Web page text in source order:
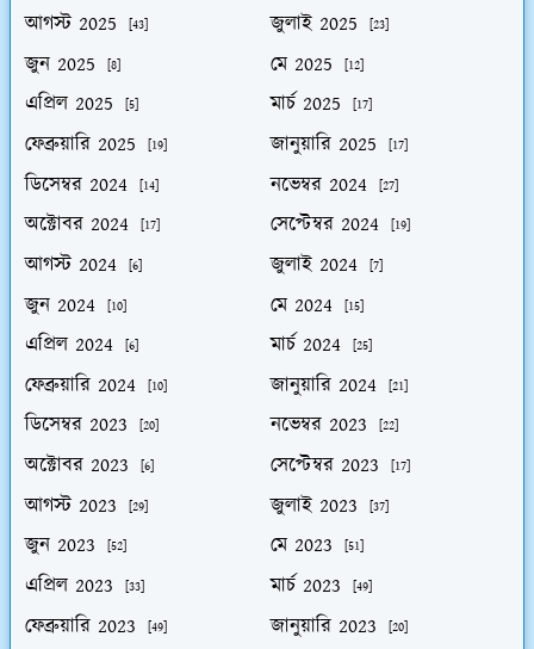
আগস্ট 2025 [43] জুলাই 2025 [23]
জুন 2025 [8] মে 2025 [12]
এপ্রিল 2025 [5] মার্চ 2025 [17]
ফেব্রুয়ারি 2025 [19] জানুয়ারি 2025 [17]
ডিসেম্বর 2024 [14] নভেম্বর 2024 [27]
অক্টোবর 2024 [17] সেপ্টেম্বর 2024 [19]
আগস্ট 2024 [6] জুলাই 2024 [7]
জুন 2024 [10] মে 2024 [15]
এপ্রিল 2024 [6] মার্চ 2024 [25]
ফেব্রুয়ারি 2024 [10] জানুয়ারি 2024 [21]
ডিসেম্বর 2023 [20] নভেম্বর 2023 [22]
অক্টোবর 2023 [6] সেপ্টেম্বর 2023 [17]
আগস্ট 2023 [29] জুলাই 2023 [37]
জুন 2023 [52] মে 2023 [51]
এপ্রিল 2023 [33] মার্চ 2023 [49]
ফেব্রুয়ারি 2023 [49] জানুয়ারি 2023 [20]